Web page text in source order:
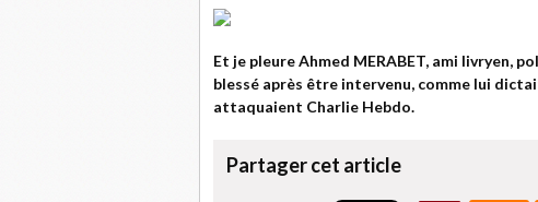
Et je pleure Ahmed MERABET, ami livryen,
blessé après être intervenu, comme lui
attaquaient Charlie Hebdo.
Partager cet article